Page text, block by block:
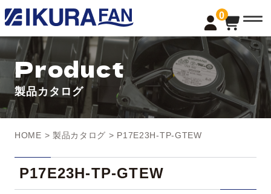
0
t
o
g
l
e
a
v
i
g
a
n
Product
製品カタログ
HOME > 製品カタログ > P17E23H-TP-GTEW
P17E23H-TP-GTEW